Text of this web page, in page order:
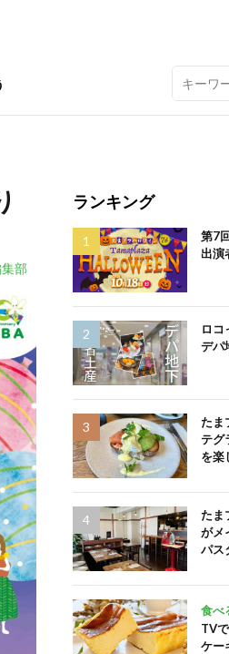
部
ランキング
第7
出演
ロコ
デパ
たま
テグ
を楽
たま
がメ
パス
食べ
TV
ケー